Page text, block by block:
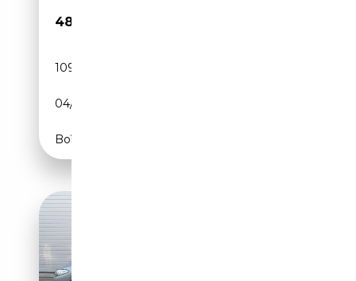
48 990€
109 998 km
04/2019
Boîte automatique